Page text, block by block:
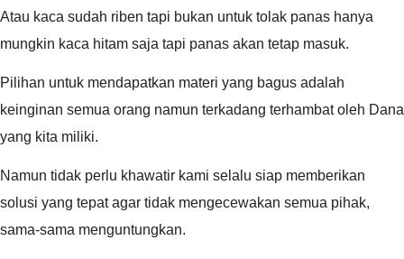
Atau kaca sudah riben tapi bukan untuk tolak panas hanya
mungkin kaca hitam saja tapi panas akan tetap masuk.
Pilihan untuk mendapatkan materi yang bagus adalah
keinginan semua orang namun terkadang terhambat oleh Dana
yang kita miliki.
Namun tidak perlu khawatir kami selalu siap memberikan
solusi yang tepat agar tidak mengecewakan semua pihak,
sama-sama menguntungkan.